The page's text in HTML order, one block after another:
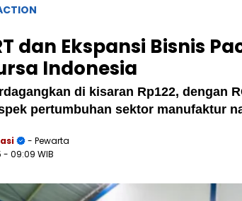
dan Ekspansi Bisnis
Indonesia
di kisaran Rp122, dengan
pertumbuhan sektor manufaktur
- Pewarta
- 09:09 WIB